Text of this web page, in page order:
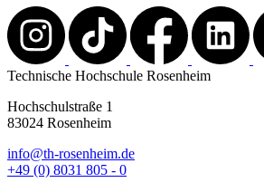
Technische Hochschule Rosenheim
Hochschulstraße 1
83024 Rosenheim
info@th-rosenheim.de
+49 (0) 8031 805 - 0